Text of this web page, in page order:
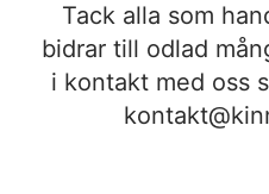
Tack alla som
bidrar till odlad
i kontakt med oss